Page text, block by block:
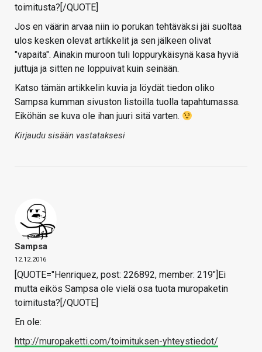
toimitusta?[/QUOTE]
Jos en väärin arvaa niin io porukan tehtäväksi jäi suoltaa
ulos kesken olevat artikkelit ja sen jälkeen olivat
"vapaita". Ainakin muroon tuli loppurykäisynä kasa hyviä
juttuja ja sitten ne loppuivat kuin seinään.
Katso tämän artikkelin kuvia ja löydät tiedon oliko
Sampsa kumman sivuston listoilla tuolla tapahtumassa.
Eiköhän se kuva ole ihan juuri sitä varten.
Kirjaudu sisään vastataksesi
Sampsa
12.12.2016
[QUOTE="Henriquez, post: 226892, member: 219"]Ei
mutta eikös Sampsa ole vielä osa tuota muropaketin
toimitusta?[/QUOTE]
En ole:
http://muropaketti.com/toimituksen-yhteystiedot/